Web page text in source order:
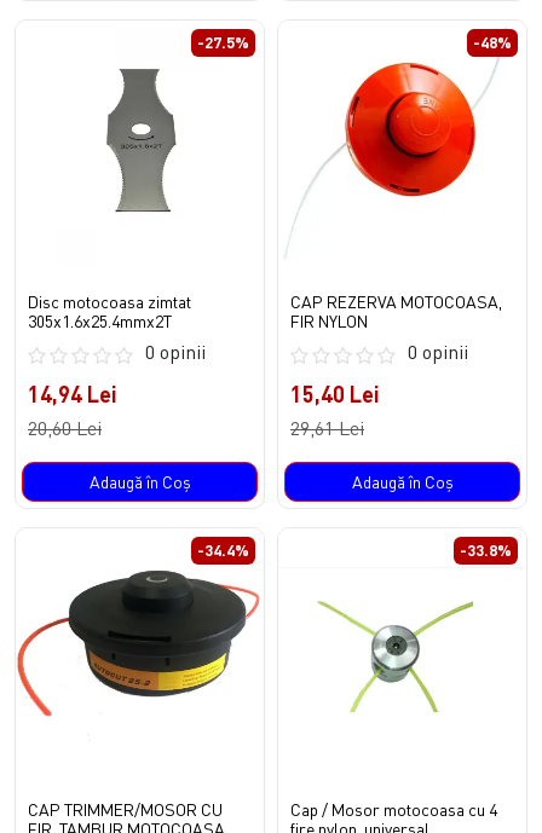
-27.5%
Disc motocoasa zimtat
305x1.6x25.4mmx2T
0 opinii
14,94 Lei
20,60 Lei
Adaugă în Coş
-48%
CAP REZERVA MOTOCOASA,
FIR NYLON
0 opinii
15,40 Lei
29,61 Lei
Adaugă în Coş
-34.4%
CAP TRIMMER/MOSOR CU
FIR, TAMBUR MOTOCOASA
-33.8%
Cap / Mosor motocoasa cu 4
fire nylon, universal